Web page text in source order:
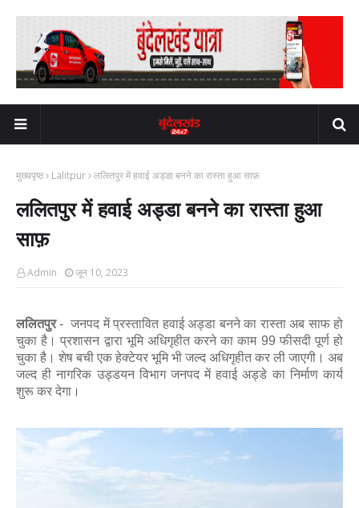
मुख्यपृष्ठ Lalitpur ललितपुर में हवाई अड्डा बनने का रास्ता हुआ साफ़
ललितपुर में हवाई अड्डा बनने का रास्ता हुआ
साफ़
Admin जून 10, 2023
ललितपुर- जनपद में प्रस्तावित हवाई अड्डा बनने का रास्ता अब साफ हो
चुका है। प्रशासन द्वारा भूमि अधिगृहीत करने का काम 99 फीसदी पूर्ण हो
चुका है। शेष बची एक हेक्टेयर भूमि भी जल्द अधिगृहीत कर ली जाएगी। अब
जल्द ही नागरिक उड्डयन विभाग जनपद में हवाई अड्डे का निर्माण कार्य
शुरू कर देगा।